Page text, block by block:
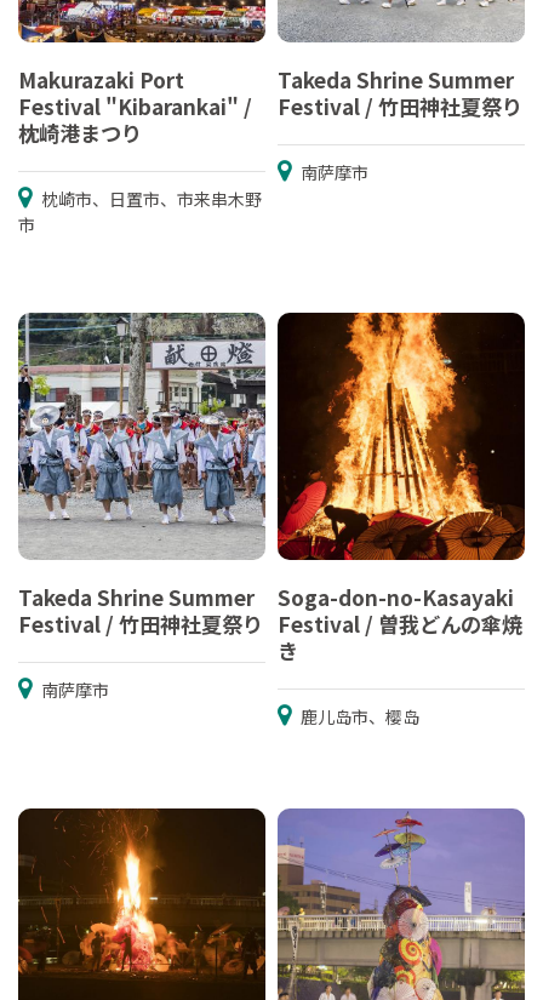
Makurazaki Port
Festival "Kibarankai" /
枕崎港まつり
枕崎市、日置市、市来串木野
市
Takeda Shrine Summer
Festival / 竹田神社夏祭り
南萨摩市
Takeda Shrine Summer
Festival / 竹田神社夏祭り
南萨摩市
Soga-don-no-Kasayaki
Festival / 曽我どんの傘焼
き
鹿儿岛市、樱岛